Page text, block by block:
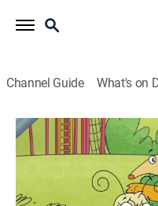
Channel Guide What's on
Doki
Airing | 8/13, 1:00p
S1 E5 | El